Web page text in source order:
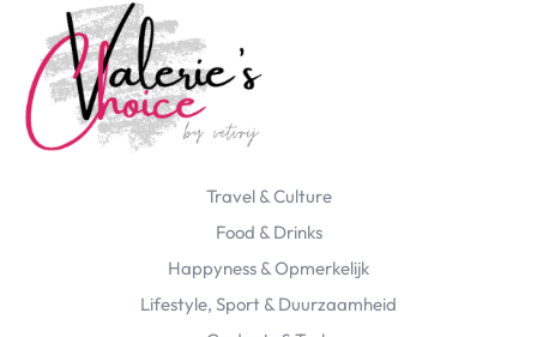
Travel & Culture
Food & Drinks
Happyness & Opmerkelijk
Lifestyle, Sport & Duurzaamheid